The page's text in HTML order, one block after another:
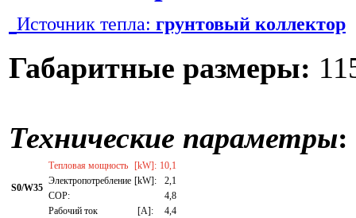
Источник тепла: грунтовый коллектор
Габаритные размеры:
Технические параметры:
S0/W35
Тепловая мощность [kW]: 10,1
Электропотребление [kW]:
2,1
СОР:
4,8
Рабочий ток
[A]: 4,4